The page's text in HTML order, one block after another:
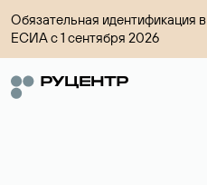
Обязательная идентификация в
ЕСИА с 1 сентября 2026